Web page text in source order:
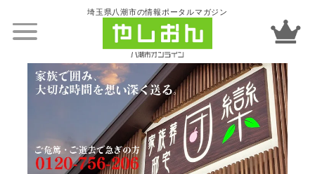
埼玉県八潮市の情報ポータルマガジン